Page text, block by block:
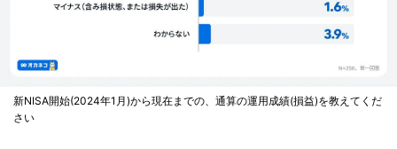
新NISA開始(2024年1月)から現在までの、通算の運用成績(損益)を教えてくだ
さい